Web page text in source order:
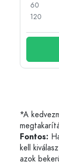
60
120
*A
Fontos:
kell
azok